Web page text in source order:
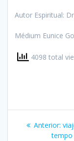
Autor Espiritual:
Médium Eunice
4098 total
Anterior:
tempo